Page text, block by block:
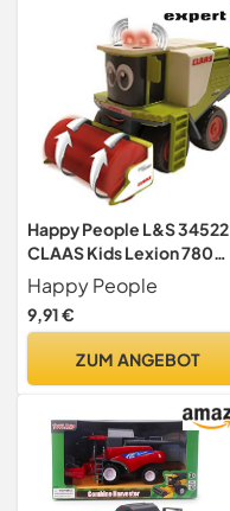
Happy People L&S 34522
CLAAS Kids Lexion 780
Mähdrescher - mit Licht
und Soundlaas, grün
Happy People
9,91 €
ZUM ANGEBOT